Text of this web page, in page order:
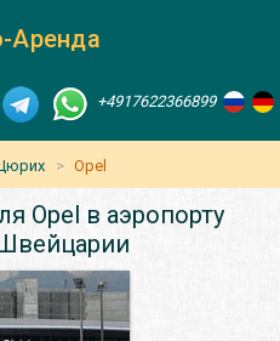
Аренда
+4917622366899
Opel
Opel в аэропорту